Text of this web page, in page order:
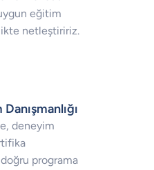
eğitim
netleştiririz.
deneyim
programa